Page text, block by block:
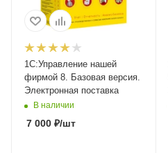
1С:Управление нашей
фирмой 8. Базовая версия.
Электронная поставка
В наличии
7 000 ₽/шт